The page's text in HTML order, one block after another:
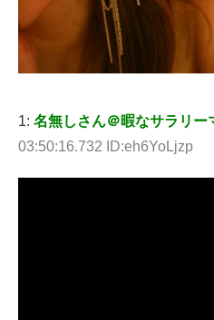
1: 名無しさん＠暇なサラリー
03:50:16.732 ID:eh6YoLjzp